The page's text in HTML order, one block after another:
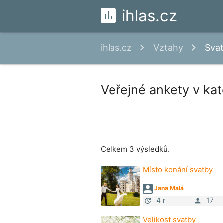
ihlas.cz
ihlas.cz Vztahy
Veřejné ankety v
Celkem 3 výsledků.
Místo konání svatby
Jana Malá
update 4 r person 17
Velikost svatby